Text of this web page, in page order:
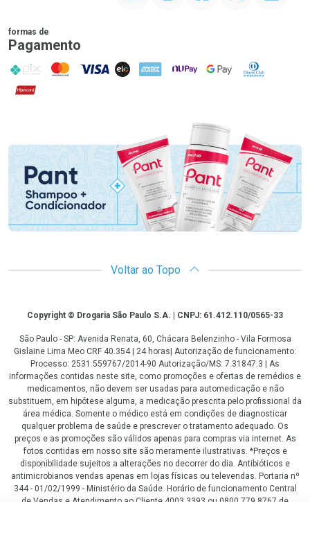
formas de
Pagamento
PIX MasterCard
VISA ELO AMEX NuPay Google PayDiners Club
Hipercard
Promoção em Destaque
Voltar ao Topo
CopyrightCopyright © Drogaria São Paulo S.A. | CNPJ: 61.412.110/0565-33
São Paulo - SP: Avenida Renata, 60, Chácara Belenzinho - Vila Formosa
Gislaine Lima Meo CRF 40.354 | 24 horas| Autorização de funcionamento:
Processo: 2531.559767/2014-90 Autorização/MS: 7.31847.3 | As
informações contidas neste site, como promoções e ofertas de remédios e
medicamentos, não devem ser usadas para automedicação e não
substituem, em hipótese alguma, a medicação prescrita pelo profissional da
área médica. Somente o médico está em condições de diagnosticar
qualquer problema de saúde e prescrever o tratamento adequado. Os
preços e as promoções são válidos apenas para compras via internet. As
fotos contidas em nosso site são meramente ilustrativas. *Preços e
disponibilidade sujeitos a alterações no decorrer do dia. Antibióticos e
antimicrobianos vendas apenas em lojas físicas ou televendas. Portaria nº
344 - 01/02/1999 - Ministério da Saúde. Horário de funcionamento Central
de Vendas e Atendimento ao Cliente 4003 3393 ou 0800 779 8767 de